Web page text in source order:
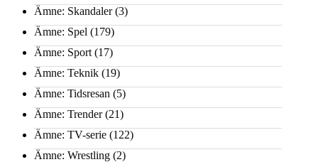
Ämne: Skandaler(3)
Ämne: Spel (179)
Ämne: Sport (17)
Ämne: Teknik (19)
Ämne: Tidsresan (5)
Ämne: Trender(21)
Ämne: TV-serie (122)
Ämne: Wrestling (2)